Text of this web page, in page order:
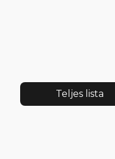
Teljes lista